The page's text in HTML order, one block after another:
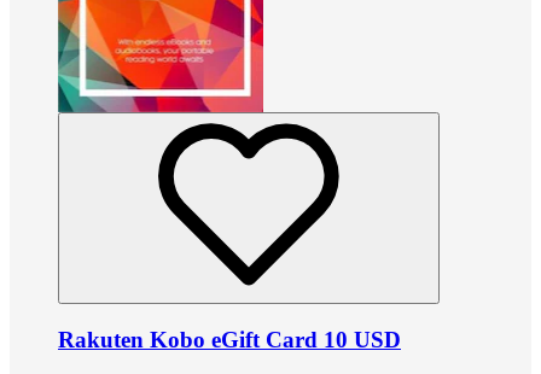
Rakuten Kobo eGift Card 10 USD